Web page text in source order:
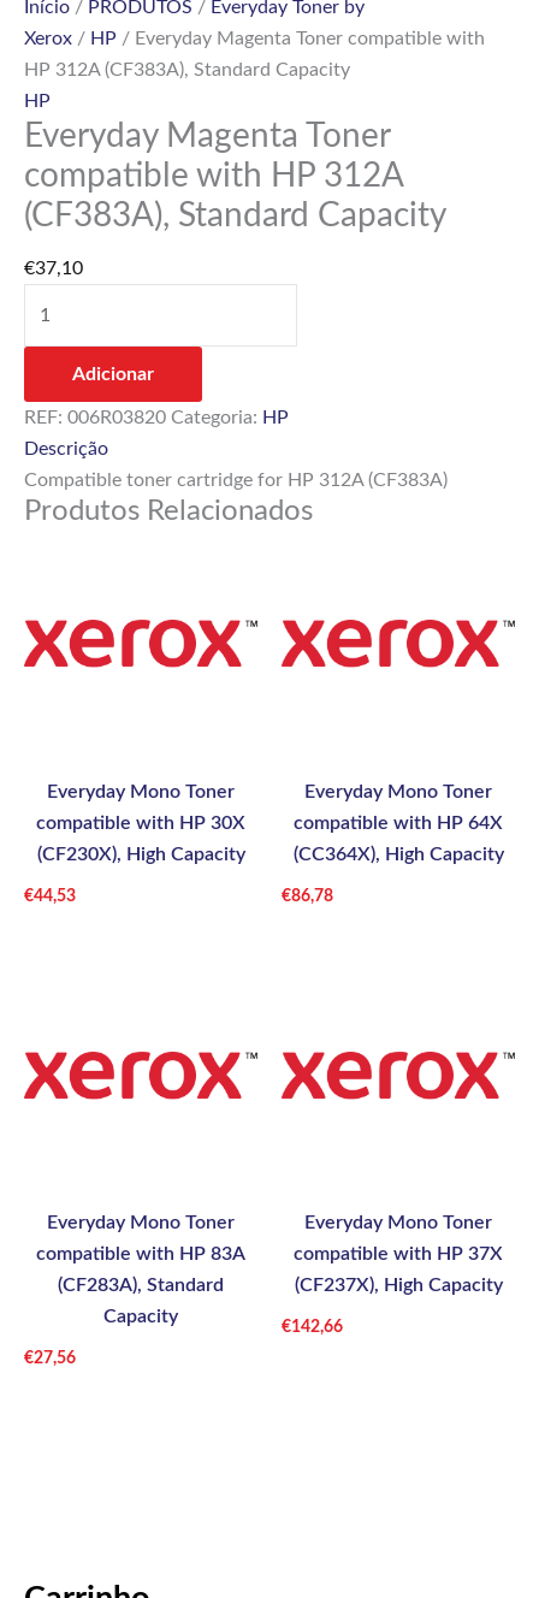
Início / PRODUTOS / Everyday Toner by
Xerox / HP / Everyday Magenta Toner compatible with
HP 312A (CF383A), Standard Capacity
HP
Everyday Magenta Toner
compatible with HP 312A
(CF383A), Standard Capacity
€37,10
Adicionar
REF: 006R03820 Categoria: HP
Descrição
Compatible toner cartridge for HP 312A (CF383A)
Produtos Relacionados
Everyday Mono Toner
compatible with HP 30X
(CF230X), High Capacity
€44,53
Everyday Mono Toner
compatible with HP 64X
(CC364X), High Capacity
€86,78
Everyday Mono Toner
compatible with HP 83A
(CF283A), Standard
Capacity
€27,56
Everyday Mono Toner
compatible with HP 37X
(CF237X), High Capacity
€142,66